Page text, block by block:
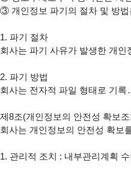
③ 개인정보 파기의 절차 및 방법
1. 파기 절차
회사는 파기 사유가 발생한 개
2. 파기 방법
회사는 전자적 파일 형태로 기
제8조(개인정보의 안전성 확보
회사는 개인정보의 안전성 확보
1. 관리적 조치 : 내부관리계획